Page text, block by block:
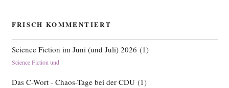
FRISCH KOMMENTIERT
Science Fiction im Juni (und Juli) 2026 (1)
Science Fiction und
Das C-Wort - Chaos-Tage bei der CDU(1)